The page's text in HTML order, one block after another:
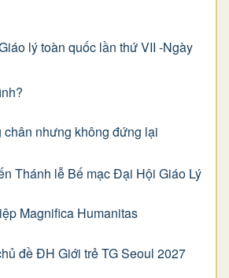
lý toàn quốc lần thứ VII -Ngày
chân nhưng không đứng lại
Thánh lễ Bế mạc Đại Hội Giáo Lý
Magnifica Humanitas
đề ĐH Giới trẻ TG Seoul 2027